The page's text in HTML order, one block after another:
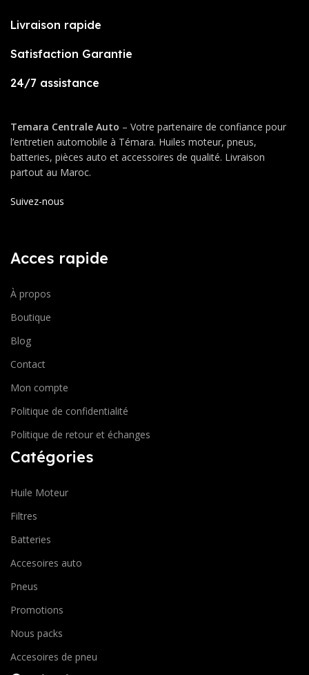
Livraison rapide
Satisfaction Garantie
24/7 assistance
Temara Centrale Auto – Votre partenaire de confiance pour
l’entretien automobile à Témara. Huiles moteur, pneus,
batteries, pièces auto et accessoires de qualité. Livraison
partout au Maroc.
Suivez-nous
Acces rapide
À propos
Boutique
Blog
Contact
Mon compte
Politique de confidentialité
Politique de retour et échanges
Catégories
Huile Moteur
Filtres
Batteries
Accesoires auto
Pneus
Promotions
Nous packs
Accesoires de pneu